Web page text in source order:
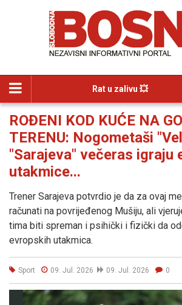
Rat u zalivu 💥
ROĐENI KOD KUĆE NA
TERENU: Nogometaši
"Sarajeva" večeras igraju
utakmice...
Trener Sarajeva potvrdio je da za ovaj
računati na povrijeđenog Mušiju, ali
tima biti spreman i psihički i fizički da
evropskih utakmica.
Sport 09. Jul. 2026 09. Jul. 2026 0